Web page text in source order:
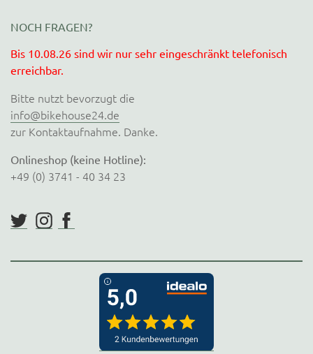
NOCH FRAGEN?
Bis 10.08.26 sind wir nur sehr eingeschränkt telefonisch
erreichbar.
Bitte nutzt bevorzugt die
info@bikehouse24.de
zur Kontaktaufnahme. Danke.
Onlineshop (keine Hotline):
+49 (0) 3741 - 40 34 23